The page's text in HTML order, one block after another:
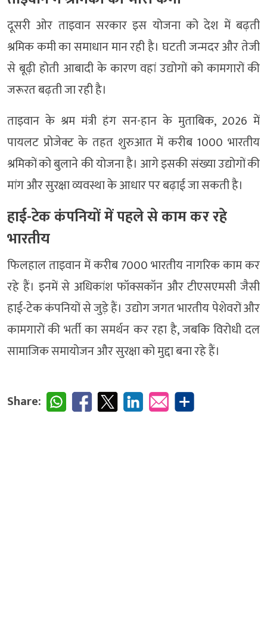
दूसरी ओर ताइवान सरकार इस योजना को देश में बढ़ती
श्रमिक कमी का समाधान मान रही है। घटती जन्मदर और तेजी
से बूढ़ी होती आबादी के कारण वहां उद्योगों को कामगारों की
जरूरत बढ़ती जा रही है।
ताइवान के श्रम मंत्री हंग सन-हान के मुताबिक, 2026 में
पायलट प्रोजेक्ट के तहत शुरुआत में करीब 1000 भारतीय
श्रमिकों को बुलाने की योजना है। आगे इसकी संख्या उद्योगों की
मांग और सुरक्षा व्यवस्था के आधार पर बढ़ाई जा सकती है।
हाई-टेक कंपनियों में पहले से काम कर रहे
भारतीय
फिलहाल ताइवान में करीब 7000 भारतीय नागरिक काम कर
रहे हैं। इनमें से अधिकांश फॉक्सकॉन और टीएसएमसी जैसी
हाई-टेक कंपनियों से जुड़े हैं। उद्योग जगत भारतीय पेशेवरों और
कामगारों की भर्ती का समर्थन कर रहा है, जबकि विरोधी दल
सामाजिक समायोजन और सुरक्षा को मुद्दा बना रहे हैं।
Share: